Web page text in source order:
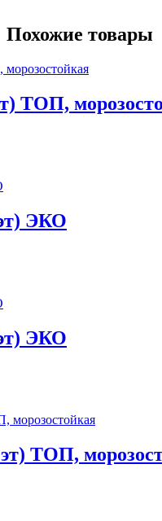
Похожие товары
ТОП,
ЭКО
ЭКО
ТОП,